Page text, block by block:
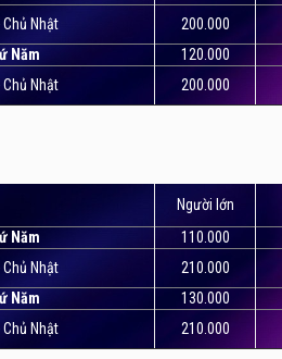
Nhật
200.000
Năm 120.000
Nhật
200.000
Người lớn
Năm 110.000
Nhật
210.000
Năm 130.000
Nhật
210.000